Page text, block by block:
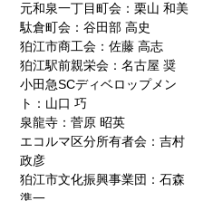
元和泉一丁目町会：栗山 和美
駄倉町会：谷田部 高史
狛江市商工会：佐藤 高志
狛江駅前親栄会：名古屋 奨
小田急SCディベロップメン
ト：山口 巧
泉龍寺：菅原 昭英
エコルマ区分所有者会：吉村
政彦
狛江市文化振興事業団：石森